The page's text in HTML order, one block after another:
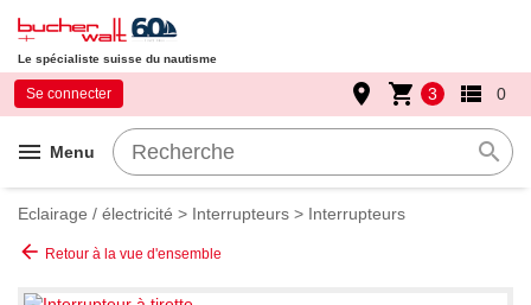
Le spécialiste suisse du nautisme
menu Menu search
Se connecter place shopping_cart 3 view_list 0
Eclairage / électricité > Interrupteurs > Interrupteurs
arrow_back Retour à la vue d'ensemble